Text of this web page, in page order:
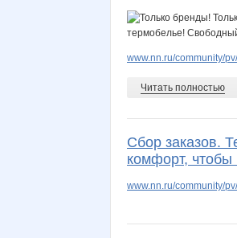
www.nn.ru/community/
Читать полностью
Сбор заказов.
комфорт, чтобы
www.nn.ru/community/